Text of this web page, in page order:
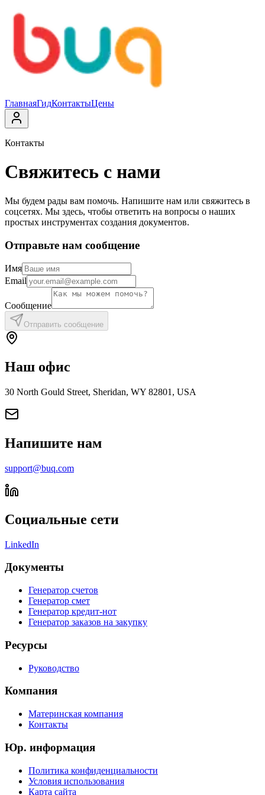
ГлавнаяГидКонтактыЦены
Контакты
Свяжитесь с нами
Мы будем рады вам помочь. Напишите нам или свяжитесь в
соцсетях. Мы здесь, чтобы ответить на вопросы о наших
простых инструментах создания документов.
Отправьте нам сообщение
Имя
Email
Сообщение
Отправить сообщение
Наш офис
30 North Gould Street, Sheridan, WY 82801, USA
Напишите нам
support@buq.com
Социальные сети
LinkedIn
Документы
Генератор счетов
Генератор смет
Генератор кредит-нот
Генератор заказов на закупку
Ресурсы
Руководство
Компания
Материнская компания
Контакты
Юр. информация
Политика конфиденциальности
Условия использования
Карта сайта